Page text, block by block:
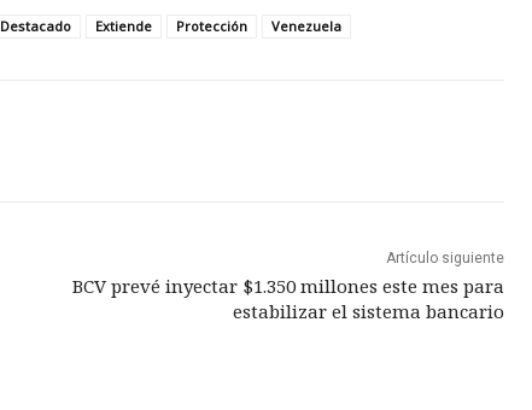
Destacado Extiende Protección Venezuela
Artículo siguiente
BCV prevé inyectar $1.350 millones este mes para
estabilizar el sistema bancario